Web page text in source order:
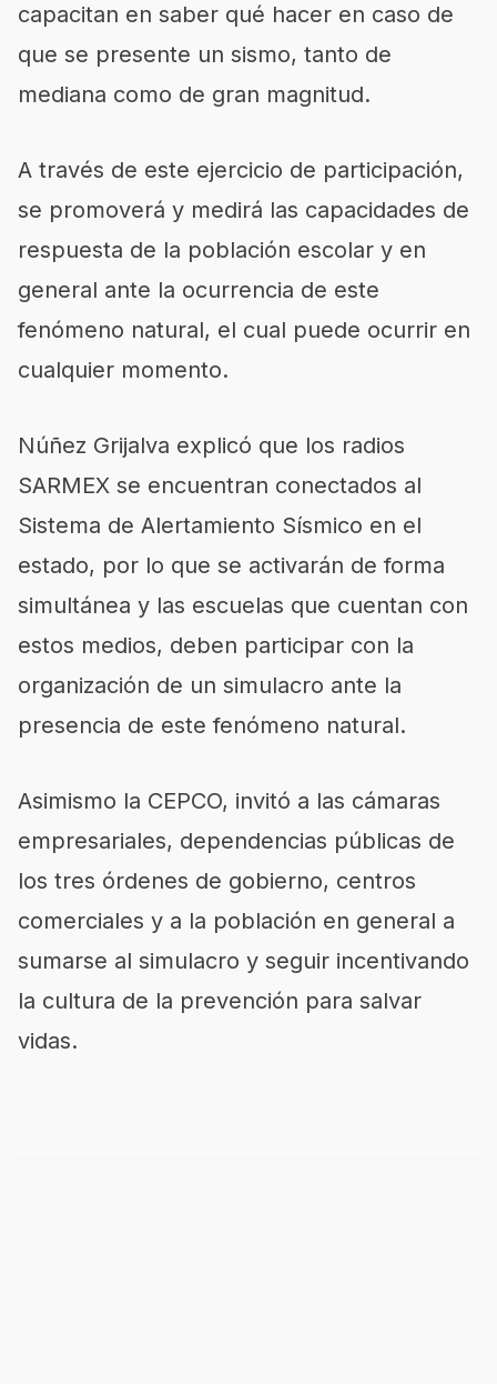
capacitan en saber qué hacer en caso de
que se presente un sismo, tanto de
mediana como de gran magnitud.
A través de este ejercicio de participación,
se promoverá y medirá las capacidades de
respuesta de la población escolar y en
general ante la ocurrencia de este
fenómeno natural, el cual puede ocurrir en
cualquier momento.
Núñez Grijalva explicó que los radios
SARMEX se encuentran conectados al
Sistema de Alertamiento Sísmico en el
estado, por lo que se activarán de forma
simultánea y las escuelas que cuentan con
estos medios, deben participar con la
organización de un simulacro ante la
presencia de este fenómeno natural.
Asimismo la CEPCO, invitó a las cámaras
empresariales, dependencias públicas de
los tres órdenes de gobierno, centros
comerciales y a la población en general a
sumarse al simulacro y seguir incentivando
la cultura de la prevención para salvar
vidas.